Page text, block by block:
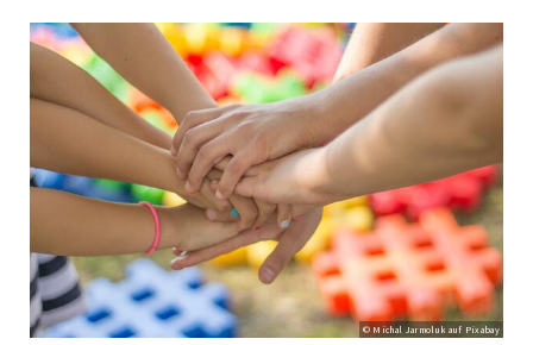
© Michal Jarmoluk auf Pixabay